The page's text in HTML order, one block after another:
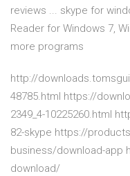
reviews ... skype for
Reader for Windows 7,
more programs
http://
48785.html https://
2349_4-10225260.html
82-skype https://
business/download-app
download/